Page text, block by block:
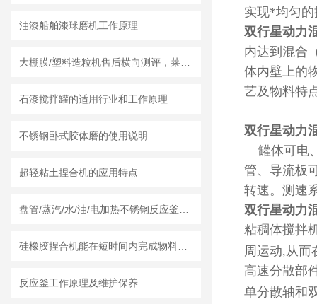
油漆船舶漆球磨机工作原理
石漆搅拌罐的适用行业和工作原理
不锈钢卧式胶体磨的使用说明
超轻粘土捏合机的应用特点
反应釜工作原理及维护保养
实现*均匀
双行星动力
内达到混合
体内壁上的
艺及物料特
双行星动力
罐体可电
管、导流板
转速。测速
双行星动力
粘稠体搅拌
周运动,从而
高速分散部
单分散轴和